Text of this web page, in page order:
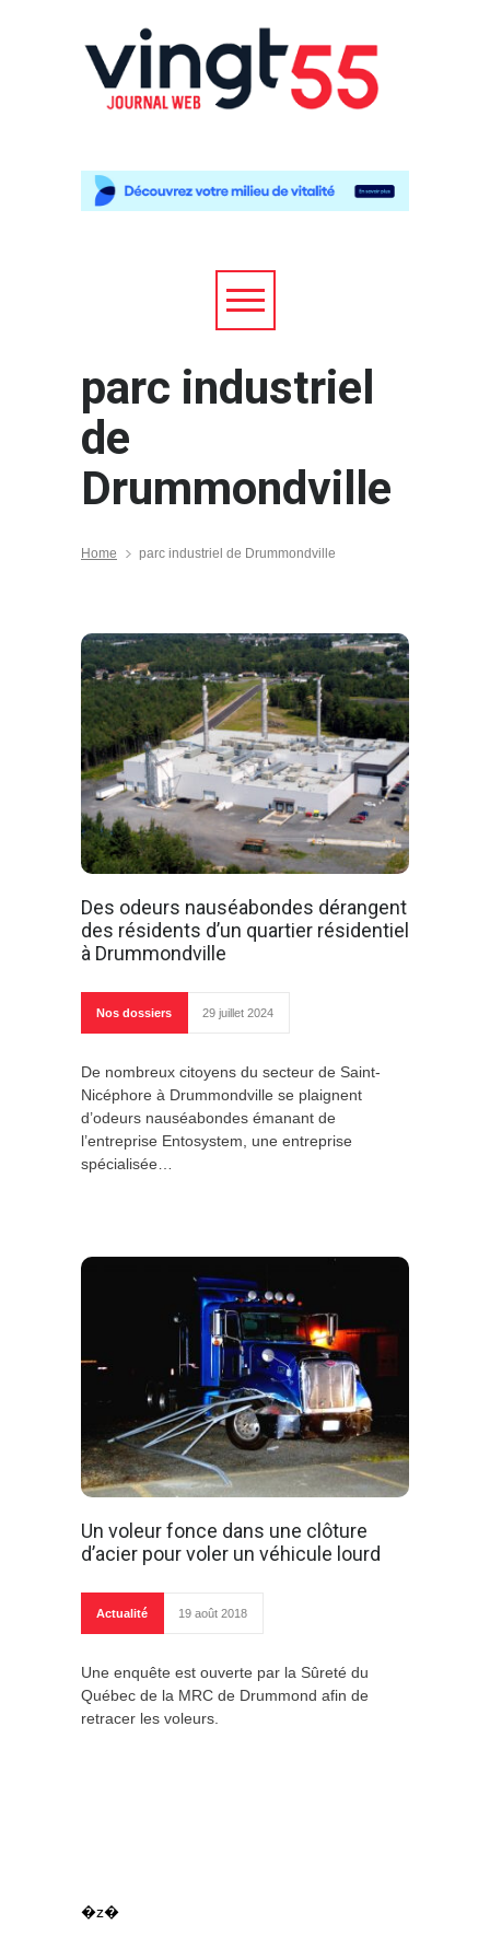
parc industriel
de
Drummondville
Home parc industriel de Drummondville
Des odeurs nauséabondes dérangent
des résidents d’un quartier résidentiel
à Drummondville
Nos dossiers 29 juillet 2024
De nombreux citoyens du secteur de Saint-
Nicéphore à Drummondville se plaignent
d’odeurs nauséabondes émanant de
l’entreprise Entosystem, une entreprise
spécialisée…
Un voleur fonce dans une clôture
d’acier pour voler un véhicule lourd
Actualité 19 août 2018
Une enquête est ouverte par la Sûreté du
Québec de la MRC de Drummond afin de
retracer les voleurs.
�z�